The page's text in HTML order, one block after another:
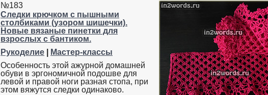
№183
Следки крючком с пышными
столбиками (узором шишечки).
Новые вязаные пинетки для
взрослых с бантиком.
Рукоделие
Мастер-классы
Особенность этой ажурной домашней
обуви в эргономичной подошве для
левой и правой ноги разная стопа, при
этом вяжутся следки одинаково.